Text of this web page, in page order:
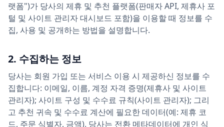
랫폼")가 당사의 제휴 및 추천 플랫폼(판매자 API, 제휴사 포
털 및 사이트 관리자 대시보드 포함)을 이용할 때 정보를 수
집, 사용 및 공개하는 방법을 설명합니다.
2. 수집하는 정보
당사는 회원 가입 또는 서비스 이용 시 제공하신 정보를 수
집합니다: 이메일, 이름, 계정 자격 증명(제휴사 및 사이트
관리자); 사이트 구성 및 수수료 규칙(사이트 관리자); 그리
고 추천 귀속 및 수수료 계산에 필요한 데이터(예: 제휴 코
드, 주문 식별자, 금액). 당사는 전환 메타데이터에 개인 식